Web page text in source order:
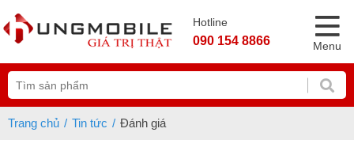
Hotline
090 154 8866 Menu
Trang chủ Tin tức Đánh giá